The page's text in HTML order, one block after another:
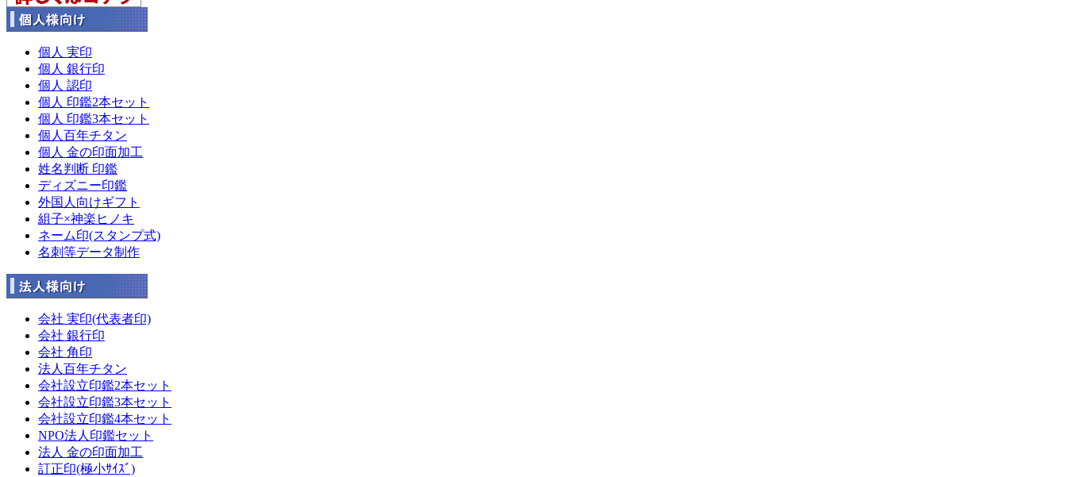
個人 実印
個人 銀行印
個人 認印
個人 印鑑2本セット
個人 印鑑3本セット
個人百年チタン
個人 金の印面加工
姓名判断 印鑑
ディズニー印鑑
外国人向けギフト
組子×神楽ヒノキ
ネーム印(スタンプ式)
名刺等データ制作
会社 実印(代表者印)
会社 銀行印
会社 角印
法人百年チタン
会社設立印鑑2本セット
会社設立印鑑3本セット
会社設立印鑑4本セット
NPO法人印鑑セット
法人 金の印面加工
訂正印(極小ｻｲｽﾞ)